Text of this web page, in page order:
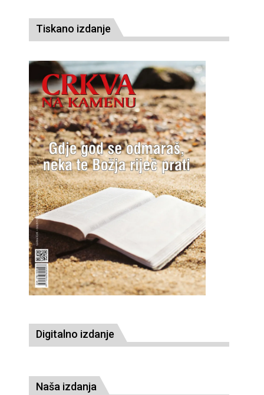
Tiskano izdanje
Digitalno izdanje
Naša izdanja